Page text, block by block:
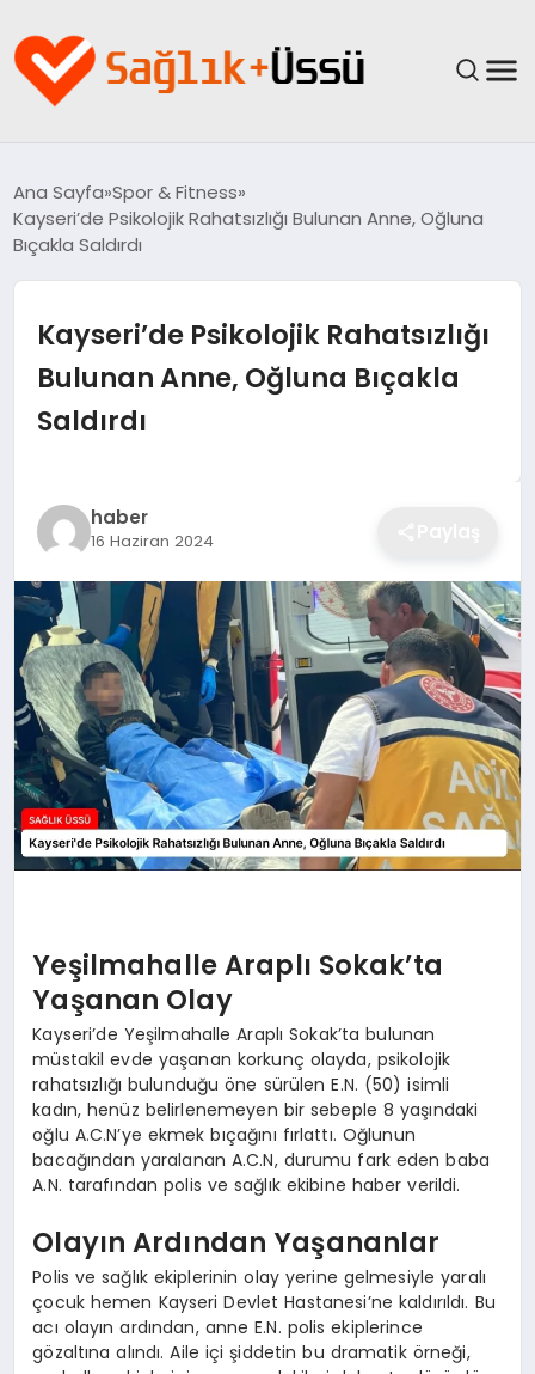
YAŞAM
GÜNCEL
SPOR & FITNESS
Ana Sayfa Spor & Fitness
Kayseri’de Psikolojik Rahatsızlığı Bulunan Anne, Oğluna
Bıçakla Saldırdı
Kayseri’de Psikolojik Rahatsızlığı
Bulunan Anne, Oğluna Bıçakla
Saldırdı
haber
16 Haziran 2024
Yeşilmahalle Araplı Sokak’ta
Yaşanan Olay
Kayseri’de Yeşilmahalle Araplı Sokak’ta bulunan
müstakil evde yaşanan korkunç olayda, psikolojik
rahatsızlığı bulunduğu öne sürülen E.N. (50) isimli
kadın, henüz belirlenemeyen bir sebeple 8 yaşındaki
oğlu A.C.N’ye ekmek bıçağını fırlattı. Oğlunun
bacağından yaralanan A.C.N, durumu fark eden baba
A.N. tarafından polis ve sağlık ekibine haber verildi.
Olayın Ardından Yaşananlar
Polis ve sağlık ekiplerinin olay yerine gelmesiyle yaralı
çocuk hemen Kayseri Devlet Hastanesi’ne kaldırıldı. Bu
acı olayın ardından, anne E.N. polis ekiplerince
gözaltına alındı. Aile içi şiddetin bu dramatik örneği,